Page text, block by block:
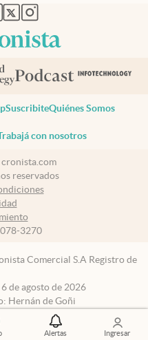
Alertas Ingresar
pestaña
en nueva pestaña
abre en nueva pestaña
abre en nueva pestaña
abre en nueva pestaña
SuscribiteQuiénes Somos
con nosotros
reservados
3270
Comercial S.A Registro de
de agosto de 2026
Hernán de Goñi